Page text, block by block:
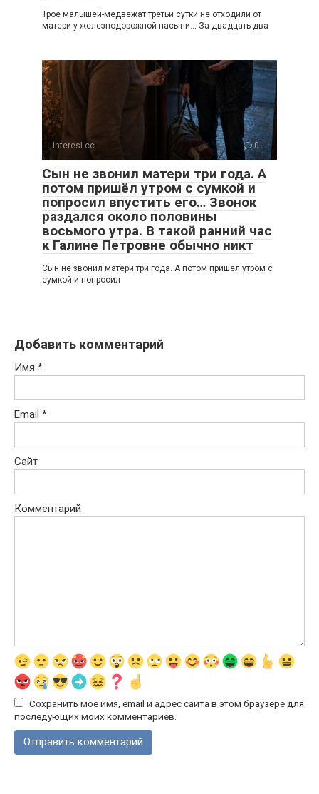
Трое малышей-медвежат третьи сутки не отходили от
матери у железнодорожной насыпи… За двадцать два
Interesi.cc 0
Сын не звонил матери три года. А
потом пришёл утром с сумкой и
попросил впустить его… Звонок
раздался около половины
восьмого утра. В такой ранний час
к Галине Петровне обычно никт
Сын не звонил матери три года. А потом пришёл утром с
сумкой и попросил
Добавить комментарий
Имя *
Email *
Сайт
Комментарий
Сохранить моё имя, email и адрес сайта в этом браузере для
последующих моих комментариев.